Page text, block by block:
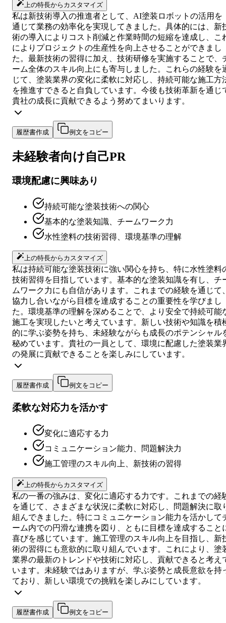
上の特長からカスタマイズ
私は新技術導入の推進者として、AI塗装ロボットの活用を
通じて業務の効率化を実現してきました。具体的には、新
術の導入によりコスト削減と作業時間の短縮を達成し、こ
によりプロジェクトの生産性を向上させることができまし
た。最新技術の習得に加え、技術研修を実施することで、
ーム全体のスキル向上にも寄与しました。これらの経験を
じて、塗装業界の変化に柔軟に対応し、持続可能な施工方
を推進すできると自負しています。今後も技術革新を通じ
貴社の成長に貢献できるよう努めてまいります。
履歴書作成 例文をコピー
未経験者向け自己PR
環境配慮に興味あり
持続可能な塗装技術への関心
基本的な塗装知識、チームワーク力
水性塗料の技術習得、環境基準の理解
上の特長からカスタマイズ
私は持続可能な塗装技術に強い関心を持ち、特に水性塗料
技術習得を目指しています。基本的な塗装知識を有し、チ
ムワーク力にも自信があります。これまでの経験を通じて
協力し合いながら目標を達成することの重要性を学びまし
た。環境基準の理解を深めることで、より安全で持続可能
施工を実現したいと考えています。新しい技術や知識を積
的に学ぶ姿勢を持ち、未経験ながらも成長のポテンシャル
秘めています。貴社の一員として、環境に配慮した塗装業
の発展に貢献できることを楽しみにしています。
履歴書作成 例文をコピー
柔軟な対応力を活かす
変化に適応する力
コミュニケーション能力、問題解決力
施工管理のスキル向上、新技術の習得
上の特長からカスタマイズ
私の一番の強みは、変化に適応する力です。これまでの経
を通じて、さまざまな状況に柔軟に対応し、問題解決に取
組んできました。特にコミュニケーション能力を活かして
ーム内での円滑な連携を図り、ともに目標を達成すること
喜びを感じています。施工管理のスキル向上を目指し、新
術の習得にも意欲的に取り組んでいます。これにより、塗
業界の最新のトレンドや技術に対応し、貢献できると考え
います。未経験ではありますが、学ぶ姿勢と成長意欲を持
ており、新しい環境での挑戦を楽しみにしています。
履歴書作成 例文をコピー